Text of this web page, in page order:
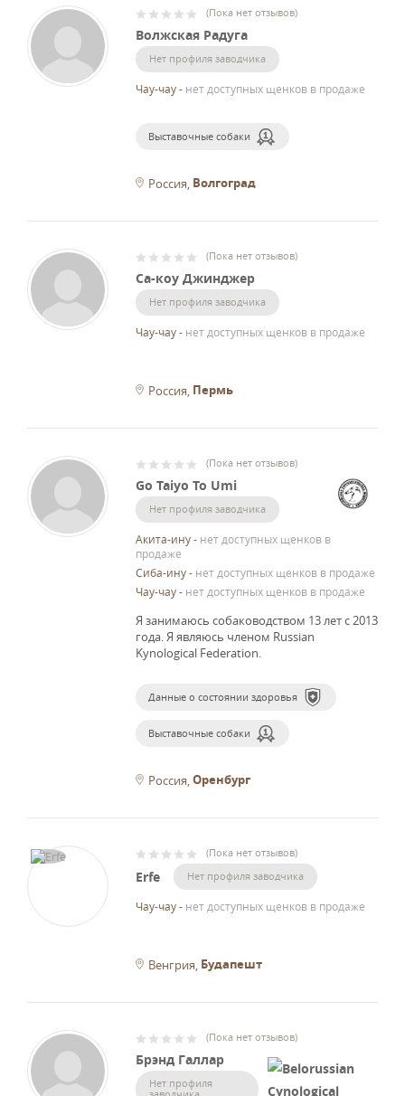
(Пока нет отзывов)
Волжская Радуга
Нет профиля заводчика
Чау-чау- нет доступных щенков в продаже
Выставочные собаки
Россия Волгоград
(Пока нет отзывов)
Са-коу Джинджер
Нет профиля заводчика
Чау-чау- нет доступных щенков в продаже
Россия Пермь
(Пока нет отзывов)
Go Taiyo To Umi
Нет профиля заводчика
Акита-ину- нет доступных щенков в
продаже
Сиба-ину- нет доступных щенков в продаже
Чау-чау- нет доступных щенков в продаже
Я занимаюсь собаководством 13 лет с 2013
года.Я являюсь членом Russian
Kynological Federation.
Данные о состоянии здоровья
Выставочные собаки
Россия Оренбург
(Пока нет отзывов)
Erfe Нет профиля заводчика
Чау-чау- нет доступных щенков в продаже
Венгрия Будапешт
(Пока нет отзывов)
Брэнд Галлар
Нет профиля